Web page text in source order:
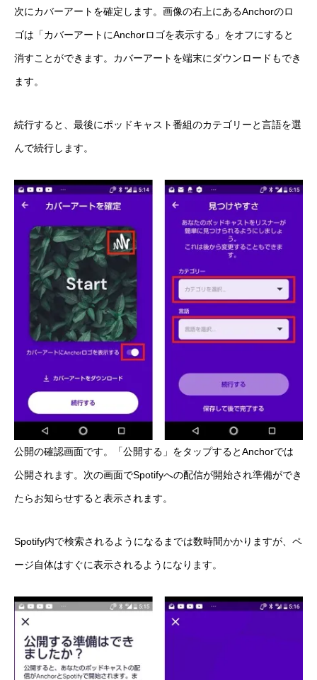
次にカバーアートを確定します。画像の右上にあるAnchorのロ
ゴは「カバーアートにAnchorロゴを表示する」をオフにすると
消すことができます。カバーアートを端末にダウンロードもでき
ます。
続行すると、最後にポッドキャスト番組のカテゴリーと言語を選
んで続行します。
公開の確認画面です。「公開する」をタップするとAnchorでは
公開されます。次の画面でSpotifyへの配信が開始され準備ができ
たらお知らせすると表示されます。
Spotify内で検索されるようになるまでは数時間かかりますが、ペ
ージ自体はすぐに表示されるようになります。